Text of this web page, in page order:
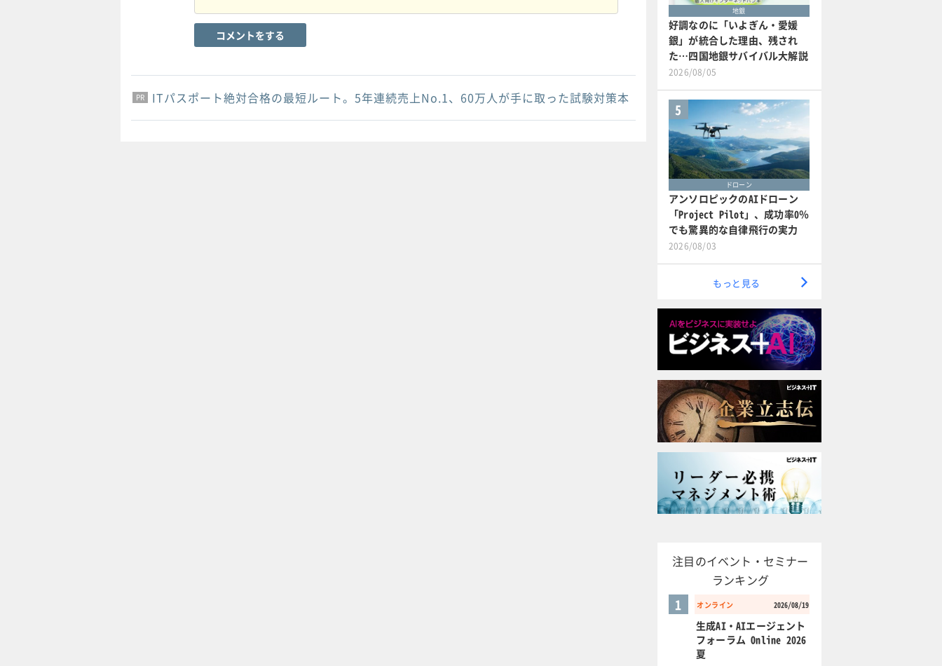
コメントをする
PR
PR
PR ITパスポート絶対合格の最短ルート。5年連続売上No.1、60万人が手に取った試験対策本
地銀
好調なのに「いよぎん・愛媛
銀」が統合した理由、残され
た…四国地銀サバイバル大解説
2026/08/05
5
ドローン
アンソロピックのAIドローン
「Project Pilot」、成功率0％
でも驚異的な自律飛行の実力
2026/08/03
もっと見る
注目のイベント・セミナー
ランキング
オンライン 2026/08/19
1
生成AI・AIエージェント
フォーラム Online 2026
夏